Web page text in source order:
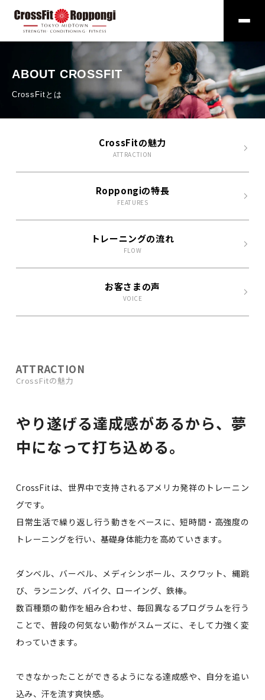
ABOUT CROSSFIT
CrossFitとは
CrossFitの魅力
ATTRACTION
Roppongiの特長
FEATURES
トレーニングの流れ
FLOW
お客さまの声
VOICE
ATTRACTION
CrossFitの魅力
やり遂げる達成感があるから、 夢
中になって打ち込める。
CrossFitは、世界中で支持されるアメリカ発祥のトレーニン
グです。
日常生活で繰り返し行う動きをベースに、短時間・高強度の
トレーニングを行い、基礎身体能力を高めていきます。
ダンベル、バーベル、メディシンボール、スクワット、縄跳
び、ランニング、バイク、ローイング、鉄棒。
数百種類の動作を組み合わせ、毎回異なるプログラムを行う
ことで、普段の何気ない動作がスムーズに、そして力強く変
わっていきます。
できなかったことができるようになる達成感や、自分を追い
込み、汗を流す爽快感。